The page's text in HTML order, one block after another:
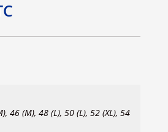
46 (M), 48 (L), 50 (L), 52 (XL), 54